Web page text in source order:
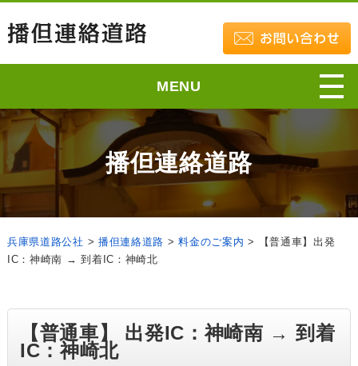
MENU
播但連絡道路
兵庫県道路公社 > 播但連絡道路 >料金のご案内 >
【普通車】出発
IC：神崎南 → 到着IC：神崎北
【普通車】 出発IC：神崎南 → 到着
IC：神崎北